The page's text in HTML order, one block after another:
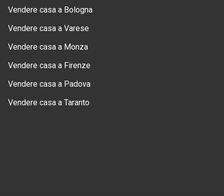
Vendere casa a Bologna
Vendere casa a Varese
Vendere casa a Monza
Vendere casa a Firenze
Vendere casa a Padova
Vendere casa a Taranto